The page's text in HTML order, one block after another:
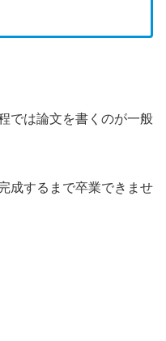
では論文を書くのが一般
成するまで卒業できませ